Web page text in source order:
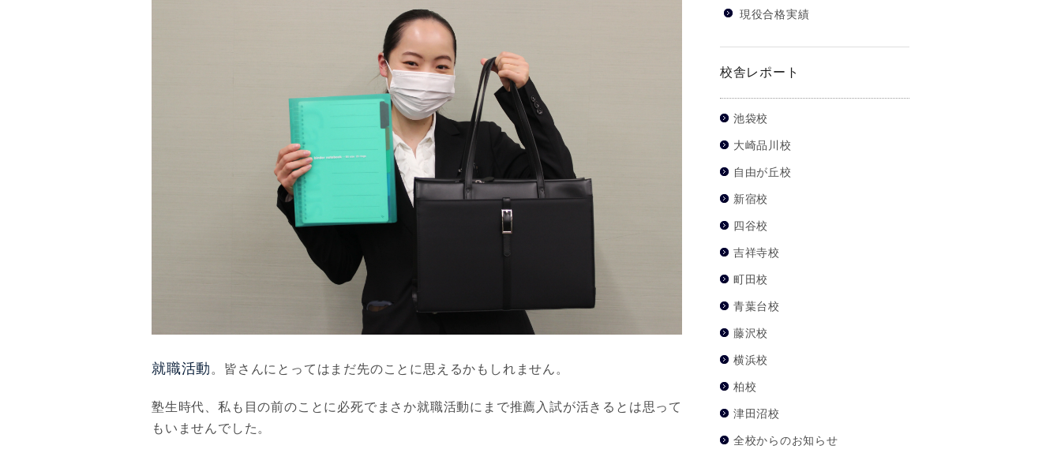
就職活動 。皆さんにとってはまだ先のことに思えるかもしれません。
塾生時代、私も目の前のことに必死でまさか就職活動にまで推薦入試が活きるとは思って
もいませんでした。
現役合格実績
校舎レポート
池袋校
大崎品川校
自由が丘校
新宿校
四谷校
吉祥寺校
町田校
青葉台校
藤沢校
横浜校
柏校
津田沼校
全校からのお知らせ